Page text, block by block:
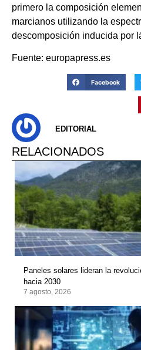
primero la composición
marcianos utilizando la
descomposición inducida por
Fuente: europapress.es
Facebook
EDITORIAL
RELACIONADOS
Paneles solares lideran la
hacia 2030
7 agosto, 2026